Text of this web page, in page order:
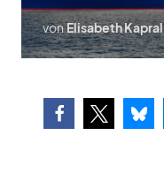
vonElisabeth Kapral